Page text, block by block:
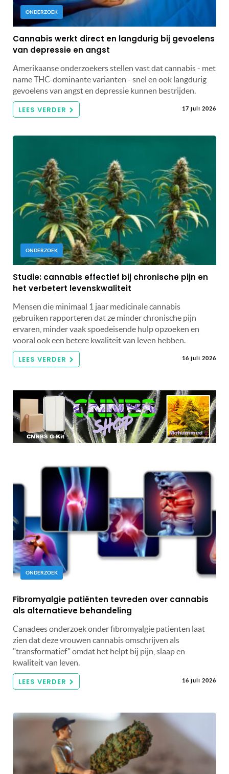
ONDERZOEK
Cannabis werkt direct en langdurig bij gevoelens
van depressie en angst
Amerikaanse onderzoekers stellen vast dat cannabis - met
name THC-dominante varianten - snel en ook langdurig
gevoelens van angst en depressie kunnen bestrijden.
LEES VERDER 17 juli 2026
ONDERZOEK
Studie: cannabis effectief bij chronische pijn en
het verbetert levenskwaliteit
Mensen die minimaal 1 jaar medicinale cannabis
gebruiken rapporteren dat ze minder chronische pijn
ervaren, minder vaak spoedeisende hulp opzoeken en
vooral ook een betere kwaliteit van leven hebben.
LEES VERDER 16 juli 2026
ONDERZOEK
Fibromyalgie patiënten tevreden over cannabis
als alternatieve behandeling
Canadees onderzoek onder fibromyalgie patiënten laat
zien dat deze vrouwen cannabis omschrijven als
"transformatief" omdat het helpt bij pijn, slaap en
kwaliteit van leven.
LEES VERDER 16 juli 2026